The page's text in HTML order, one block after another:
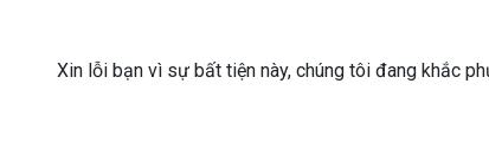
Xin lỗi bạn vì sự bất tiện này, chúng tôi đang khắc